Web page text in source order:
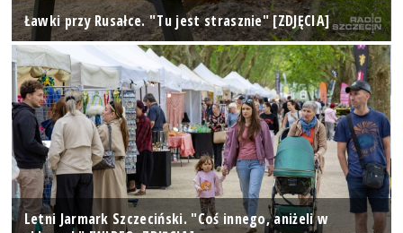
Ławki przy Rusałce. "Tu jest strasznie" [ZDJĘCIA]
Letni Jarmark Szczeciński. "Coś innego, aniżeli w